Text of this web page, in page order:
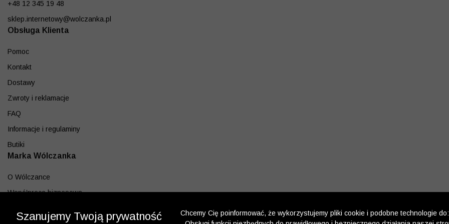
+48 12 345 19 48
sklep.internetowy@wolczanka.pl
Obsługa Klienta
Pomoc
Kontakt
Dostawy
Zwroty i reklamacje
FAQ
Informacje i regulaminy
Butiki
Marka Wólczanka
O Wólczance
Współpraca biznesowa
Szanujemy Twoją prywatność
Chcemy Cię poinformować, że wykorzystujemy pliki cookie i podobne technologie do: